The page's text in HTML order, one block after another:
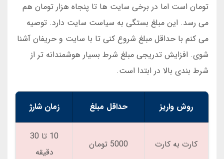
تومان است اما در برخی سایت ها تا پنجاه هزار تومان هم
می رسد. این مبلغ بستگی به سیاست سایت دارد. توصیه
می کنم با حداقل مبلغ شروع کنی تا با سایت و حریفان آشنا
شوی. افزایش تدریجی مبلغ شرط بسیار هوشمندانه تر از
شرط بندی بالا در ابتدا است.
روش واریز حداقل مبلغ زمان شارژ
کارت به کارت 5000 تومان
10 تا 30
دقیقه